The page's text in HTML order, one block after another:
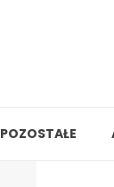
POZOSTAŁE